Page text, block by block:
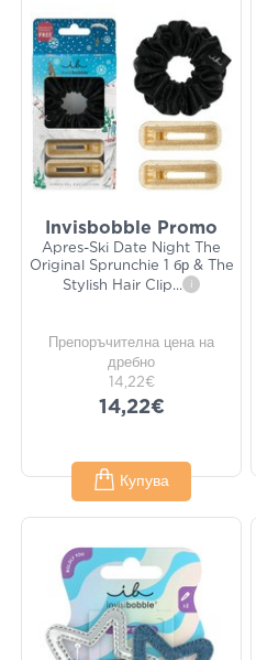
Invisbobble Promo
Apres-Ski Date Night The
Original Sprunchie 1 бр & The
Stylish Hair Clip... i
Препоръчителна цена на
дребно
14,22€
14,22€
Купува